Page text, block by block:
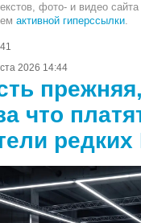
фото- и видео
активной гиперссылки.
2026 14:44
что
редких